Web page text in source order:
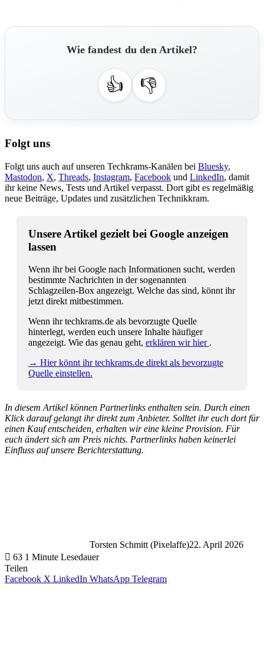
Wie fandest du den Artikel?
👍 👎
Folgt uns
Folgt uns auch auf unseren Techkrams-Kanälen bei Bluesky,
Mastodon, X, Threads, Instagram, Facebook und LinkedIn, damit
ihr keine News, Tests und Artikel verpasst. Dort gibt es regelmäßig
neue Beiträge, Updates und zusätzlichen Technikkram.
Unsere Artikel gezielt bei Google anzeigen
lassen
Wenn ihr bei Google nach Informationen sucht, werden
bestimmte Nachrichten in der sogenannten
Schlagzeilen-Box angezeigt. Welche das sind, könnt ihr
jetzt direkt mitbestimmen.
Wenn ihr techkrams.de als bevorzugte Quelle
hinterlegt, werden euch unsere Inhalte häufiger
angezeigt. Wie das genau geht, erklären wir hier .
→ Hier könnt ihr techkrams.de direkt als bevorzugte
Quelle einstellen.
In diesem Artikel können Partnerlinks enthalten sein. Durch einen
Klick darauf gelangt ihr direkt zum Anbieter. Solltet ihr euch dort für
einen Kauf entscheiden, erhalten wir eine kleine Provision. Für
euch ändert sich am Preis nichts. Partnerlinks haben keinerlei
Einfluss auf unsere Berichterstattung.
Torsten Schmitt (Pixelaffe)22. April 2026
63 1 Minute Lesedauer
Teilen
Facebook X LinkedIn WhatsApp Telegram